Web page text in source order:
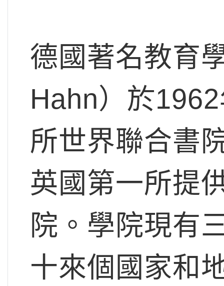
德國著名教育
Hahn）於
所世界聯合書
英國第一所提
院。學院現有
十來個國家和